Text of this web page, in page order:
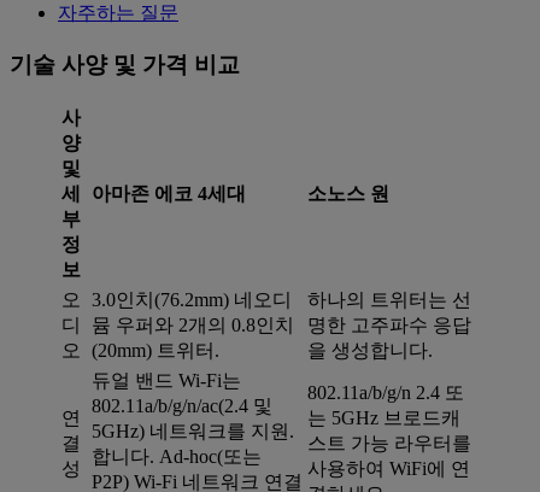
자주하는 질문
기술 사양 및 가격 비교
사
양
및
세
부
정
보
아마존 에코 4세대 소노스 원
오
디
오
3.0인치(76.2mm) 네오디
뮴 우퍼와 2개의 0.8인치
(20mm) 트위터.
하나의 트위터는 선
명한 고주파수 응답
을 생성합니다.
연
결
성
듀얼 밴드 Wi-Fi는
802.11a/b/g/n/ac(2.4 및
5GHz) 네트워크를 지원.
합니다. Ad-hoc(또는
P2P) Wi-Fi 네트워크 연결
802.11a/b/g/n 2.4 또
는 5GHz 브로드캐
스트 가능 라우터를
사용하여 WiFi에 연